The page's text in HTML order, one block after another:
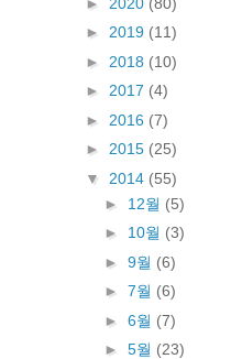
► 2019 (11)
► 2018 (10)
► 2017 (4)
► 2016 (7)
► 2015 (25)
▼ 2014 (55)
► 12월 (5)
► 10월 (3)
► 9월 (6)
► 7월 (6)
► 6월 (7)
► 5월 (23)